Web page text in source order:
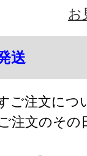
お
送
注文につ
注文のそ